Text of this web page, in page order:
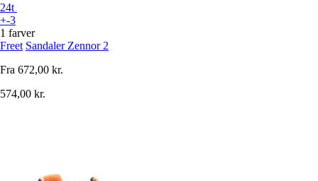
24t
+-3
1 farver
Freet Sandaler Zennor 2
Fra 672,00 kr.
574,00 kr.